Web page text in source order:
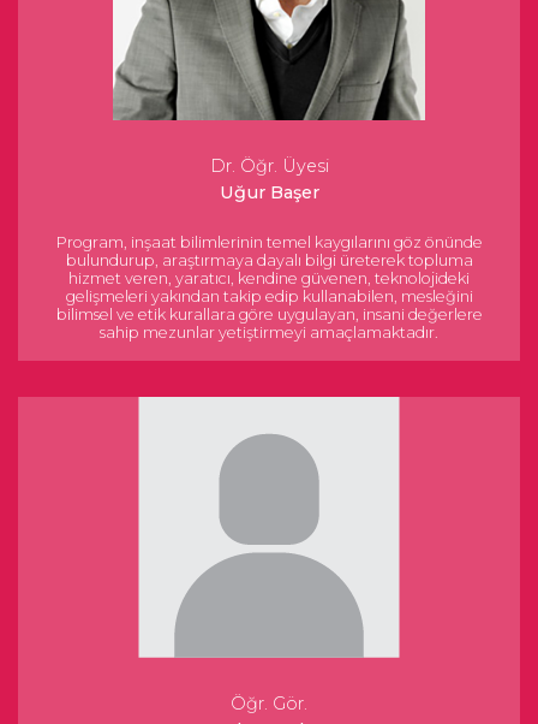
Dr. Öğr. Üyesi
Uğur Başer
Program, inşaat bilimlerinin temel kaygılarını göz önünde
bulundurup, araştırmaya dayalı bilgi üreterek topluma
hizmet veren, yaratıcı, kendine güvenen, teknolojideki
gelişmeleri yakından takip edip kullanabilen, mesleğini
bilimsel ve etik kurallara göre uygulayan, insani değerlere
sahip mezunlar yetiştirmeyi amaçlamaktadır.
Öğr. Gör.